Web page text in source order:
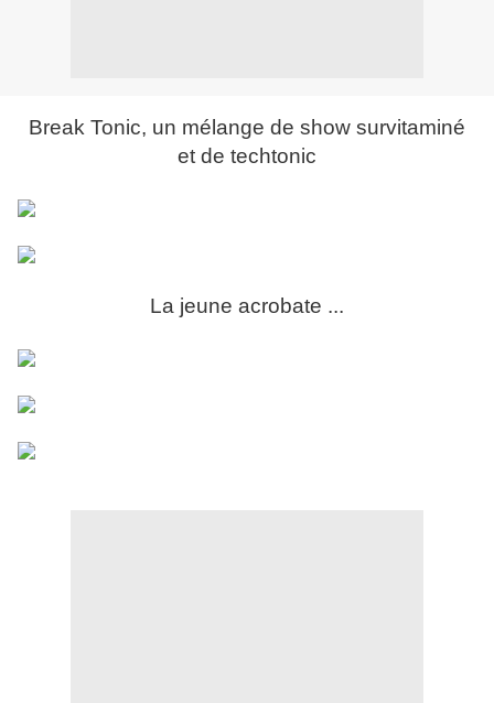
Break Tonic, un mélange de show survitaminé
et de techtonic
La jeune acrobate ...